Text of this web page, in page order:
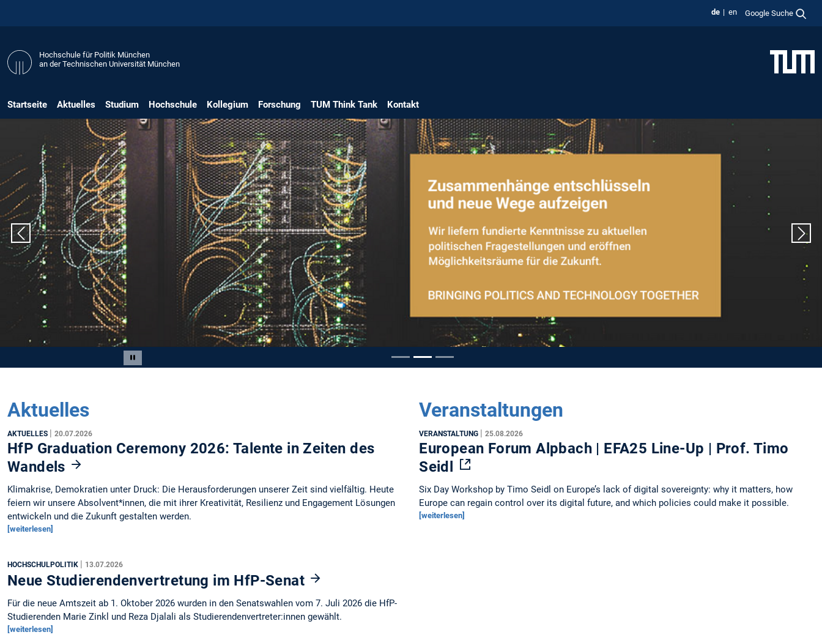
de en Google Suche
Hochschule für Politik München
an der Technischen Universität München
Startseite Aktuelles Studium Hochschule Kollegium Forschung TUM Think Tank Kontakt
Carousel pausieren
Vorheriger Slide
Aktuelles
AKTUELLES | 20.07.2026
HfP Graduation Ceremony 2026: Talente in Zeiten des
Wandels
Klimakrise, Demokratien unter Druck: Die Herausforderungen unserer Zeit sind vielfältig. Heute
feiern wir unsere Absolvent*innen, die mit ihrer Kreativität, Resilienz und Engagement Lösungen
entwickeln und die Zukunft gestalten werden.
[weiterlesen]
HOCHSCHULPOLITIK 13.07.2026
Neue Studierendenvertretung im HfP-Senat
Für die neue Amtszeit ab 1. Oktober 2026 wurden in den Senatswahlen vom 7. Juli 2026 die HfP-
Studierenden Marie Zinkl und Reza Djalali als Studierendenvertreter:innen gewählt.
[weiterlesen]
Veranstaltungen
VERANSTALTUNG |25.08.2026
European Forum Alpbach | EFA25 Line-Up | Prof. Timo
Seidl
Six Day Workshop by Timo Seidl on Europe’s lack of digital sovereignty: why it matters, how
Europe can regain control over its digital future, and which policies could make it possible.
[weiterlesen]